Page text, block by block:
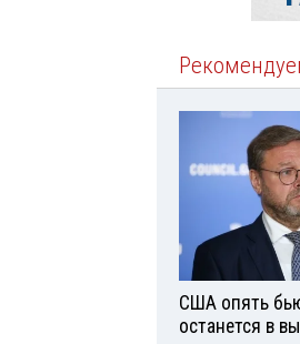
США опять
останется в